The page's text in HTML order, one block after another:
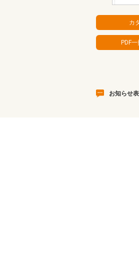
お知らせ